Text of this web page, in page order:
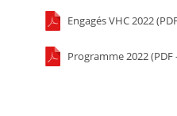
Engagés VHC 2022
Programme 2022 (PDF